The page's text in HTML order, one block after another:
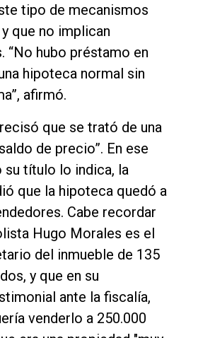
tipo de mecanismos
que no implican
“No hubo préstamo en
hipoteca normal sin
afirmó.
que se trató de una
de precio”. En ese
título lo indica, la
que la hipoteca quedó a
Cabe recordar
Hugo Morales es el
del inmueble de 135
y que en su
ante la fiscalía,
venderlo a 250.000